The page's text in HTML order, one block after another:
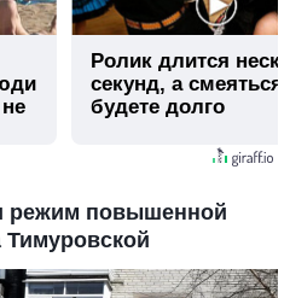
Ролик длится
секунд, а
будете долго
режим повышенной
Тимуровской